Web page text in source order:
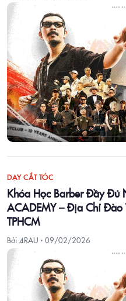
DẠY CẮT TÓC
Khóa Học Barber Đầy Đủ
ACADEMY – Địa Chỉ Đào
TPHCM
Bởi 4RAU · 09/02/2026